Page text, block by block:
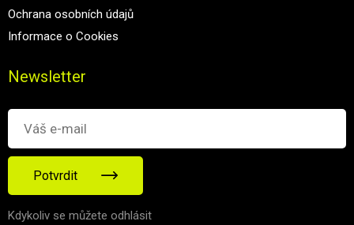
Ochrana osobních údajů
Informace o Cookies
Newsletter
Potvrdit
Kdykoliv se můžete odhlásit